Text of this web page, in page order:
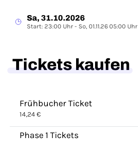
Sa, 31.10.2026
Start: 23:00 Uhr - So, 01.11.26 05:00 Uhr
Tickets kaufen
Frühbucher Ticket
14,24 €
Phase 1 Tickets